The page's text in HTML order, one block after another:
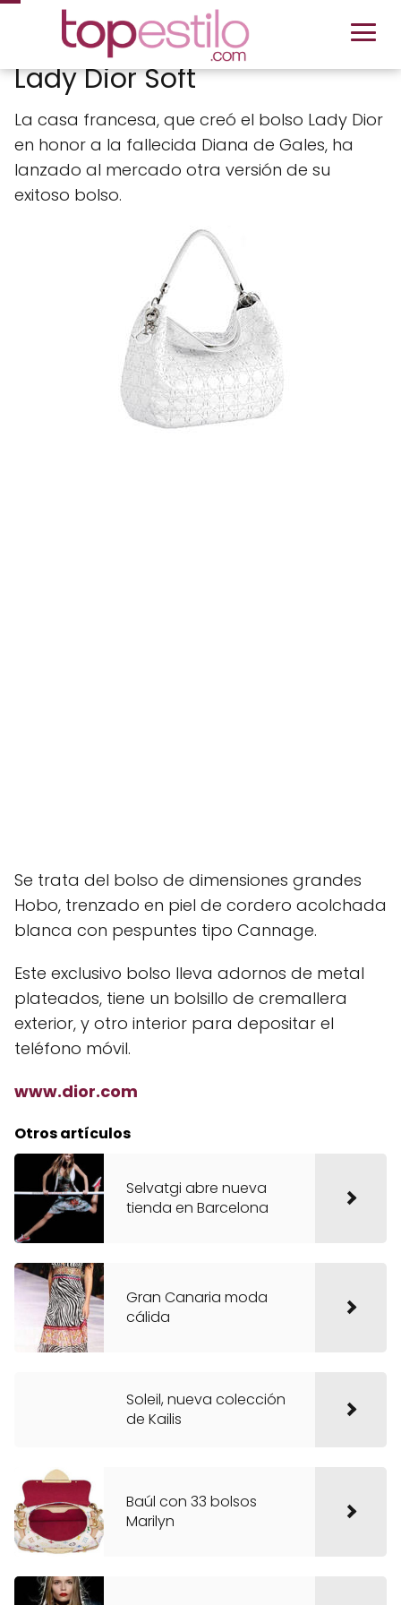
Lady Dior Soft
La casa francesa, que creó el bolso Lady Dior
en honor a la fallecida Diana de Gales, ha
lanzado al mercado otra versión de su
exitoso bolso.
Se trata del bolso de dimensiones grandes
Hobo, trenzado en piel de cordero acolchada
blanca con pespuntes tipo Cannage.
Este exclusivo bolso lleva adornos de metal
plateados, tiene un bolsillo de cremallera
exterior, y otro interior para depositar el
teléfono móvil.
www.dior.com
Otros artículos
Selvatgi abre nueva
tienda en Barcelona
Gran Canaria moda
cálida
Soleil, nueva colección
de Kailis
Baúl con 33 bolsos
Marilyn